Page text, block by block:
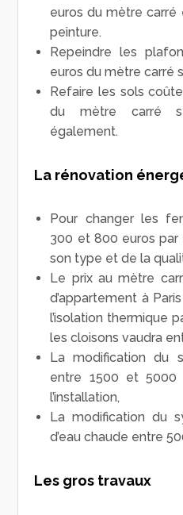
euros du mètre
peinture.
Repeindre les
euros du mètre carré
Refaire les sols
du mètre carré
également.
La rénovation
Pour changer les
300 et 800 euros
son type et de la
Le prix au mètre
d’appartement à
l’isolation thermique
les cloisons vaudra
La modification du
entre 1500 et
l’installation,
La modification du
d’eau chaude entre
Les gros travaux